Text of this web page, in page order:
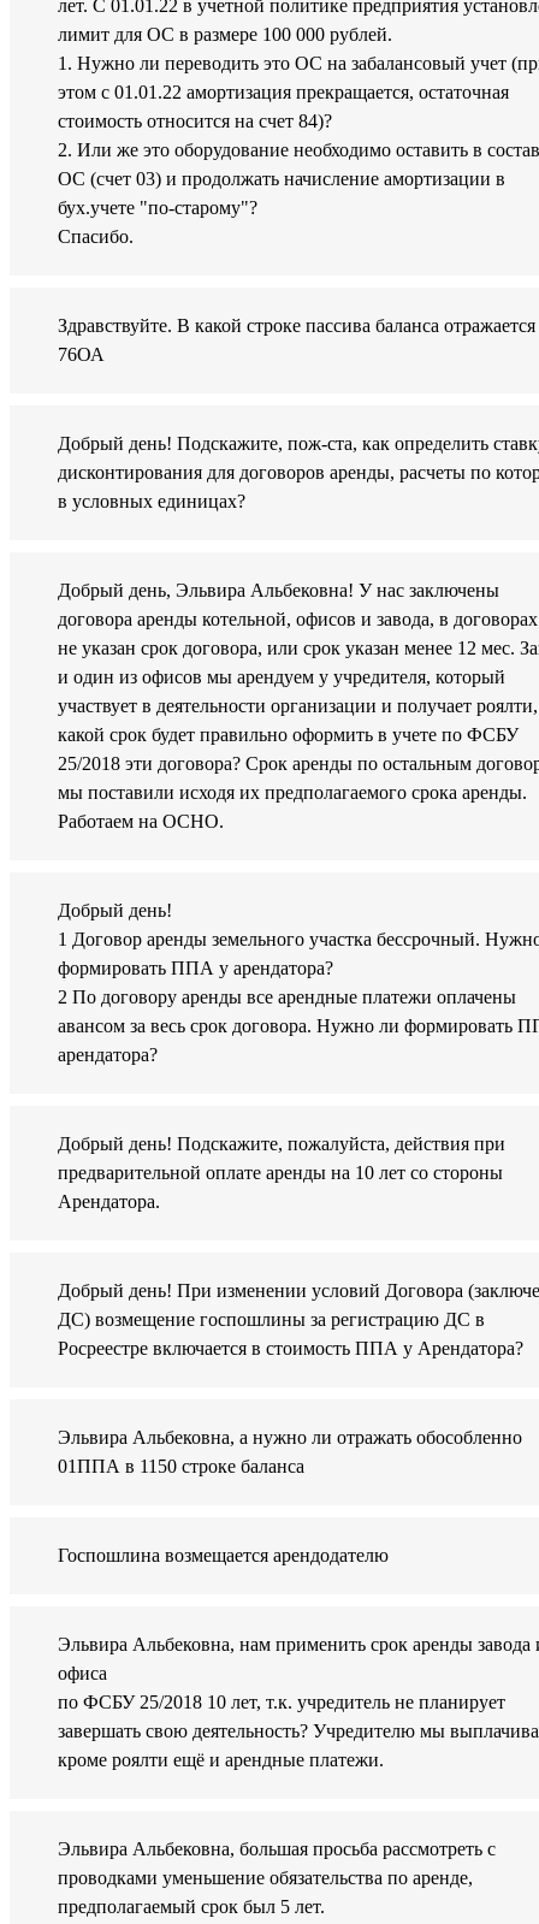
лет. С 01.01.22 в учетной политике предприятия
лимит для ОС в размере 100 000 рублей.
1. Нужно ли переводить это ОС на забалансовый учет
этом с 01.01.22 амортизация прекращается, остаточная
стоимость относится на счет 84)?
2. Или же это оборудование необходимо оставить в
ОС (счет 03) и продолжать начисление амортизации в
бух.учете "по-старому"?
Спасибо.
Здравствуйте. В какой строке пассива баланса отражается
76ОА
Добрый день! Подскажите, пож-ста, как определить
дисконтирования для договоров аренды, расчеты по
в условных единицах?
Добрый день, Эльвира Альбековна! У нас заключены
договора аренды котельной, офисов и завода, в
не указан срок договора, или срок указан менее 12 мес.
и один из офисов мы арендуем у учредителя, который
участвует в деятельности организации и получает
какой срок будет правильно оформить в учете по ФСБУ
25/2018 эти договора? Срок аренды по остальным
мы поставили исходя их предполагаемого срока аренды.
Работаем на ОСНО.
Добрый день!
1 Договор аренды земельного участка бессрочный.
формировать ППА у арендатора?
2 По договору аренды все арендные платежи оплачены
авансом за весь срок договора. Нужно ли формировать
арендатора?
Добрый день! Подскажите, пожалуйста, действия при
предварительной оплате аренды на 10 лет со стороны
Арендатора.
Добрый день! При изменении условий Договора
ДС) возмещение госпошлины за регистрацию ДС в
Росреестре включается в стоимость ППА у Арендатора?
Эльвира Альбековна, а нужно ли отражать обособленно
01ППА в 1150 строке баланса
Госпошлина возмещается арендодателю
Эльвира Альбековна, нам применить срок аренды завода
офиса
по ФСБУ 25/2018 10 лет, т.к. учредитель не планирует
завершать свою деятельность? Учредителю мы
кроме роялти ещё и арендные платежи.
Эльвира Альбековна, большая просьба рассмотреть с
проводками уменьшение обязательства по аренде,
предполагаемый срок был 5 лет.